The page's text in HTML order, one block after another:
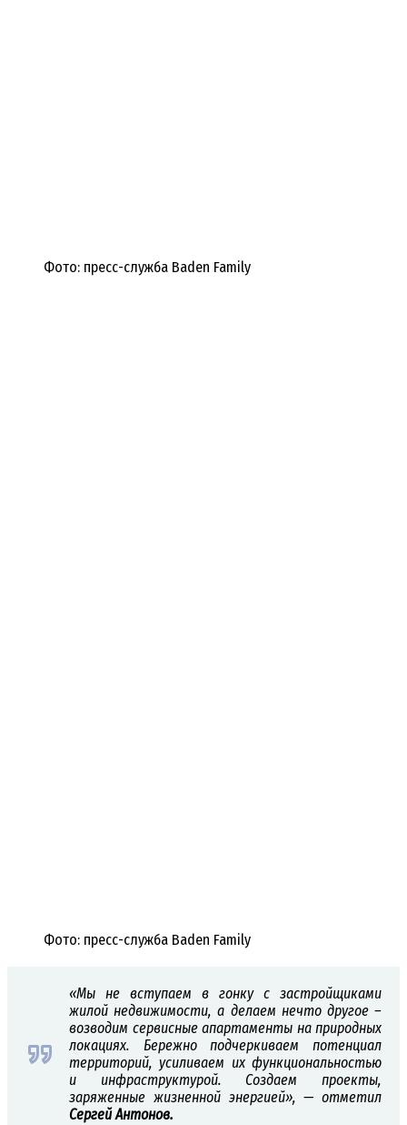
Фото: пресс-служба Baden Family
Фото: пресс-служба Baden Family
«Мы не вступаем в гонку с застройщиками
жилой недвижимости, а делаем нечто другое –
возводим сервисные апартаменты на природных
локациях. Бережно подчеркиваем потенциал
территорий, усиливаем их функциональностью
и инфраструктурой. Создаем проекты,
заряженные жизненной энергией», — отметил
Сергей Антонов.